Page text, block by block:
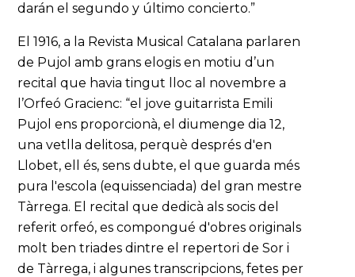
darán el segundo y último concierto.”
El 1916, a la Revista Musical Catalana parlaren
de Pujol amb grans elogis en motiu d’un
recital que havia tingut lloc al novembre a
l’Orfeó Gracienc: “el jove guitarrista Emili
Pujol ens proporcionà, el diumenge dia 12,
una vetlla delitosa, perquè després d'en
Llobet, ell és, sens dubte, el que guarda més
pura l'escola (equissenciada) del gran mestre
Tàrrega. El recital que dedicà als socis del
referit orfeó, es compongué d'obres originals
molt ben triades dintre el repertori de Sor i
de Tàrrega, i algunes transcripcions, fetes per